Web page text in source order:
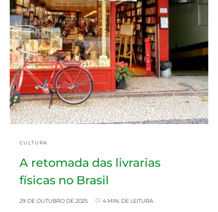
CULTURA
A retomada das livrarias
físicas no Brasil
29 DE OUTUBRO DE 2025 4 MIN. DE LEITURA